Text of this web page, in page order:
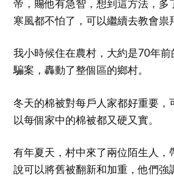
帝，𧶽他有急智，想到這方法，多
寒風都不怕了，可以繼續去教會祟
我小時候住在農村，大約是70年
騙案，轟動了整個區的鄉村。
冬天的棉被對每戶人家都好重要，
以每個家中的棉被都又硬又實。
有年夏天，村中來了兩位陌生人，
說可以將舊被翻新和加重，他們強